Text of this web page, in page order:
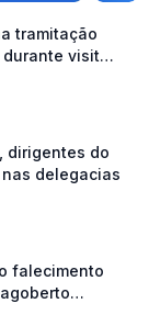
tramitação
visita
dirigentes do
delegacias
falecimento